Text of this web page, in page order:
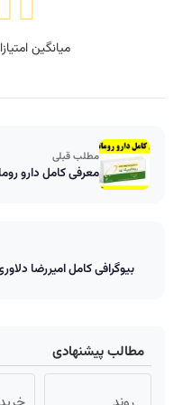
میانگین
مطلب قبلی
معرفی کامل دارو
بیوگرافی کامل امیررضا
مطالب پیشنهادی